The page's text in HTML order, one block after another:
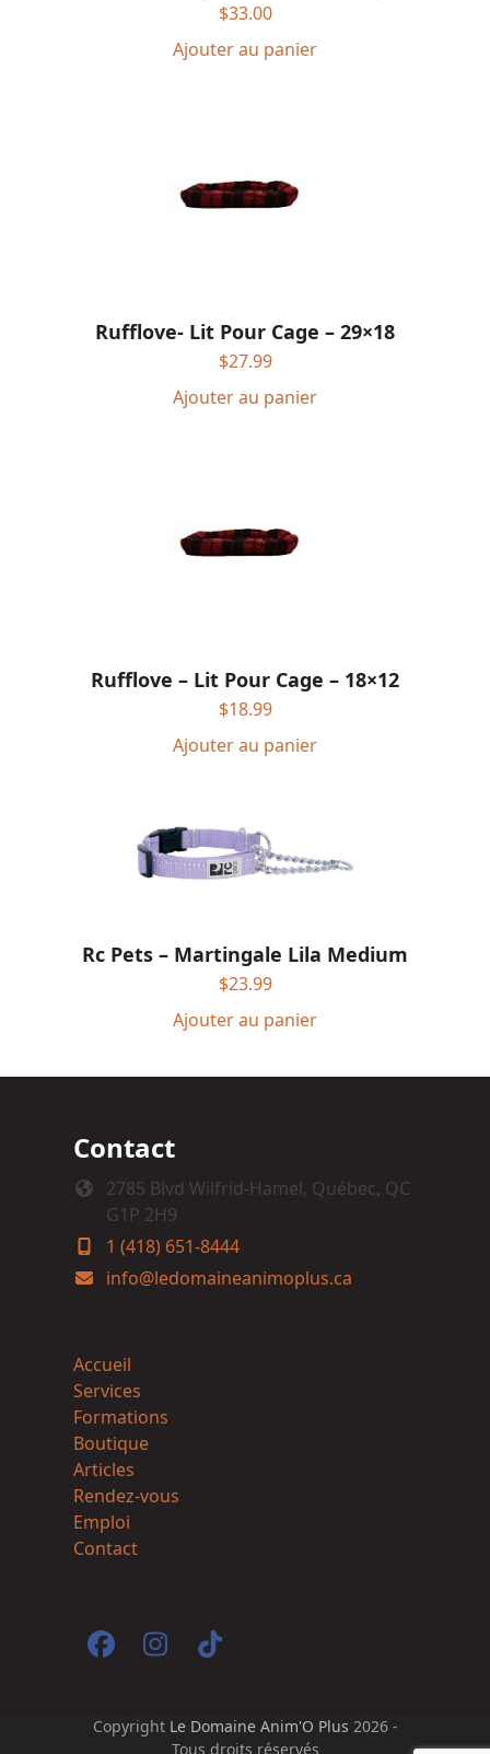
$33.00
Ajouter au panier
Rufflove- Lit Pour Cage – 29×18
$27.99
Ajouter au panier
Rufflove – Lit Pour Cage – 18×12
$18.99
Ajouter au panier
Rc Pets – Martingale Lila Medium
$23.99
Ajouter au panier
Contact
2785 Blvd Wilfrid-Hamel, Québec, QC
G1P 2H9
1 (418) 651-8444
info@ledomaineanimoplus.ca
Accueil
Services
Formations
Boutique
Articles
Rendez-vous
Emploi
Contact
Facebook
Instagram
Tiktok
Copyright Le Domaine Anim'O Plus 2026 -
Tous droits réservés